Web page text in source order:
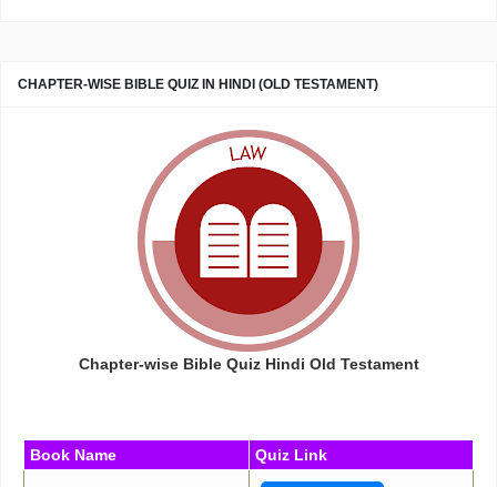
CHAPTER-WISE BIBLE QUIZ IN HINDI (OLD TESTAMENT)
Chapter-wise Bible Quiz Hindi Old Testament
Book Name Quiz Link